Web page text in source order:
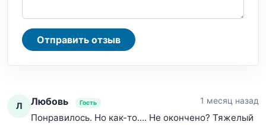
Отправить отзыв
Л Любовь Гость 1 месяц назад
Понравилось. Но как-то.... Не окончено? Тяжелый